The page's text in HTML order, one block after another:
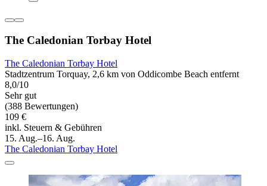
The Caledonian Torbay Hotel
The Caledonian Torbay Hotel
Stadtzentrum Torquay, 2,6 km von Oddicombe Beach entfernt
8,0/10
Sehr gut
(388 Bewertungen)
109 €
inkl. Steuern & Gebühren
15. Aug.–16. Aug.
The Caledonian Torbay Hotel